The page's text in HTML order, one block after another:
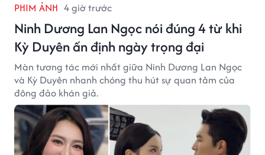
PHIM ẢNH 4 giờ trước
Ninh Dương Lan Ngọc nói đúng 4 từ khi
Kỳ Duyên ấn định ngày trọng đại
Màn tương tác mới nhất giữa Ninh Dương Lan Ngọc
và Kỳ Duyên nhanh chóng thu hút sự quan tâm của
đông đảo khán giả.